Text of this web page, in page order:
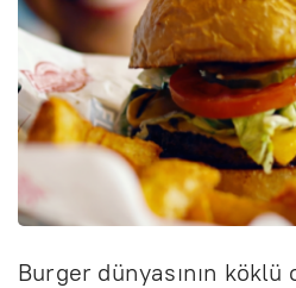
Burger dünyasının köklü